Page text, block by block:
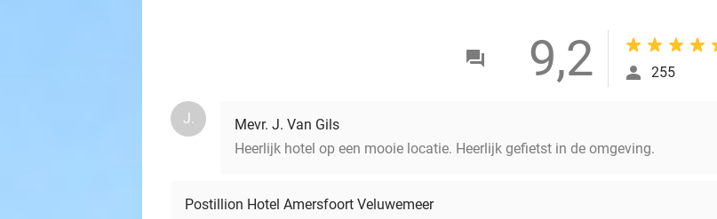
9,2 255
J.
Mevr. J. Van Gils
Heerlijk hotel op een mooie locatie. Heerlijk gefietst in de omgeving.
Postillion Hotel Amersfoort Veluwemeer